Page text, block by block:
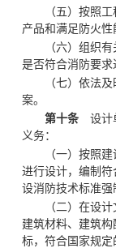
（五）按照
产品和满足防火性
（六）组织
是否符合消防要求
（七）依法
案。
第十条 设计
义务：
（一）按照
进行设计，编制
设消防技术标准强
（二）在设
建筑材料、建筑
标，符合国家规定